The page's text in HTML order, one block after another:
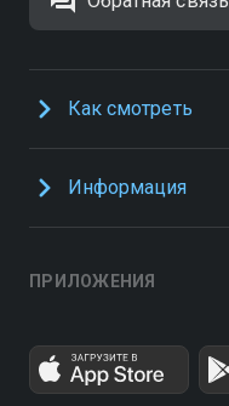
Как смотреть
Информация
ПРИЛОЖЕНИЯ